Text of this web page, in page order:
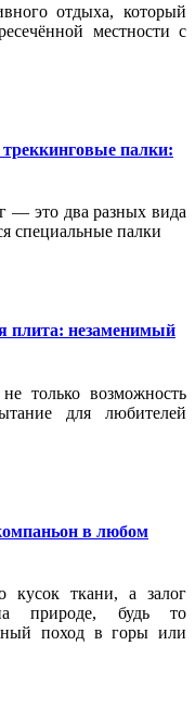
отдыха, который
местности с
палки:
— это два разных вида
специальные палки
плита: незаменимый
только возможность
для любителей
в любом
ткани, а залог
природе, будь то
поход в горы или